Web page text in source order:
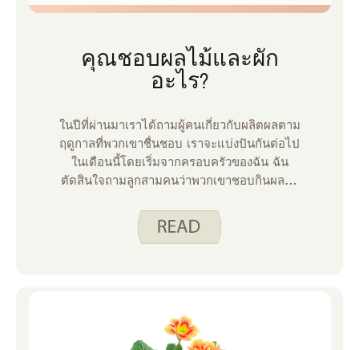
คุณชอบผลไม้และผัก
อะไร?
ในปีที่ผ่านมาเราได้ถามผู้คนเกี่ยวกับผลิตผลตาม
ฤดูกาลที่พวกเขาชื่นชอบ เราจะแบ่งปันกันต่อไป
ในเดือนนี้โดยเริ่มจากครอบครัวของฉัน ฉัน
ตัดสินใจถามลูกสามคนว่าพวกเขาชอบกินผลไม้
ๆ ที่บ้านของเราและเข้าถึงสวนขนาดใหญ่ที่บ้าน
ของคุณปู่และคุณย่าซึ่งคุณจะเห็นสะท้อนให้เห็น